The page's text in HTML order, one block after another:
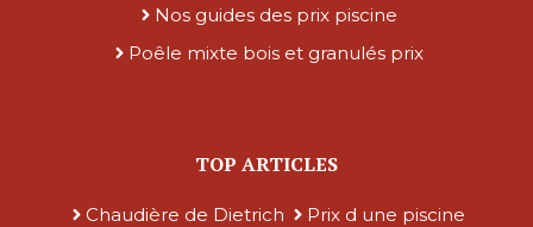
Nos guides des prix piscine
Poêle mixte bois et granulés prix
TOP ARTICLES
Chaudière de Dietrich
Prix d une piscine